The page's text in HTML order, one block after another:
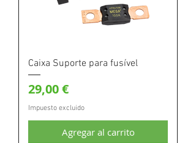
Caixa Suporte para fusível
Precio
29,00 €
Impuesto excluido
Agregar al carrito